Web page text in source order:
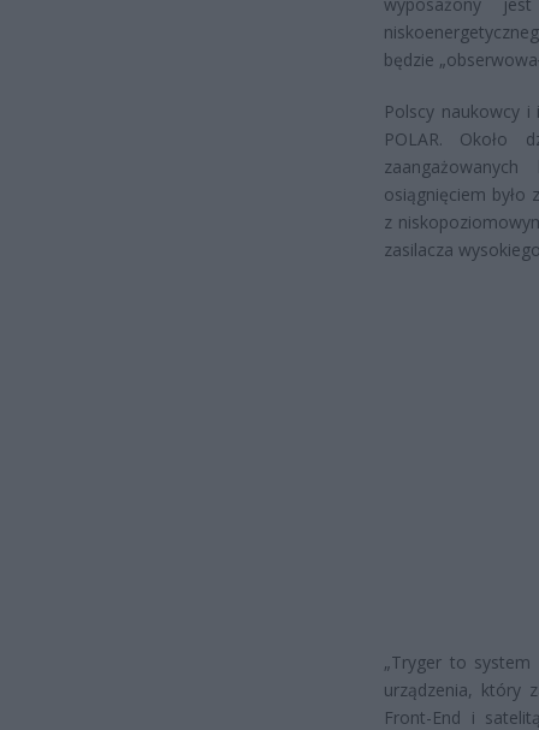
będzie
Polscy naukowcy
POLAR. Około
osiągnięciem było
z
zasilacza
„Tryger to system
urządzenia, który
Front-End i